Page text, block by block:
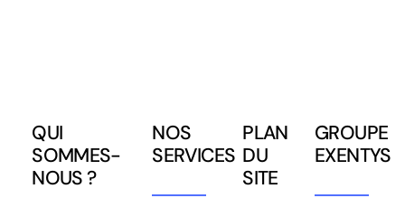
QUI
SOMMES-
NOUS ?
NOS
SERVICES
PLAN
DU
SITE
GROUPE
EXENTYS